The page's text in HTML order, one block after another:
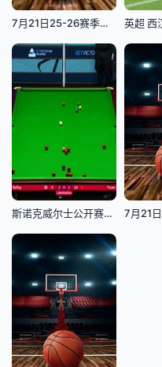
7月21日25-26赛季浙BA 文成64VS77龙港
斯诺克威尔士公开赛马克·塞尔比4-2袁思俊20240212